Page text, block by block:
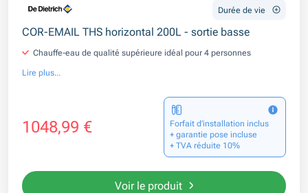
Durée de vie
COR-EMAIL THS horizontal 200L - sortie basse
Chauffe-eau de qualité supérieure idéal pour 4 personnes
Lire plus...
1048,99 €
Forfait d’installation inclus
+ garantie pose incluse
+ TVA réduite 10%
Voir le produit